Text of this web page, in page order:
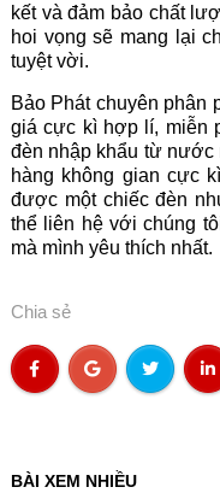
kết và đảm bảo chất
hoi vọng sẽ mang lại
tuyệt vời.
Bảo Phát chuyên phân
giá cực kì hợp lí, miễn
đèn nhập khẩu từ nước
hàng không gian cực
được một chiếc đèn
thể liên hệ với chúng
mà mình yêu thích nhất.
Chia sẻ
BÀI XEM NHIỀU